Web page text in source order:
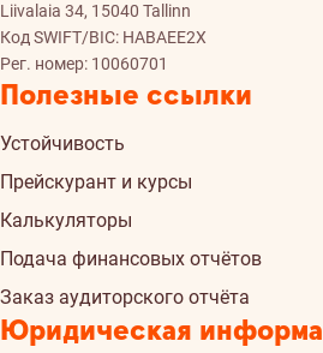
Liivalaia 34, 15040 Tallinn
Код SWIFT/BIC: HABAEE2X
Рег. номер: 10060701
Полезные ссылки
Устойчивость
Прейскурант и курсы
Калькуляторы
Подача финансовых отчётов
Заказ аудиторского отчёта
Юридическая